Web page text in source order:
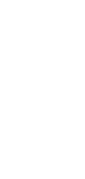
das ruas e